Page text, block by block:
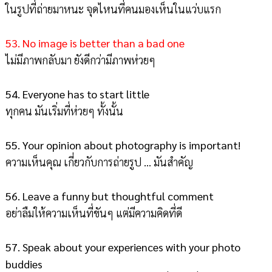
ในรูปที่ถ่ายมาหนะ จุดไหนที่คนมองเห็นในแว่บแรก
53. No image is better than a bad one
ไม่มีภาพกลับมา ยังดีกว่ามีภาพห่วยๆ
54. Everyone has to start little
ทุกคน มันเริ่มที่ห่วยๆ ทั้งนั้น
55. Your opinion about photography is important!
ความเห็นคุณ เกี่ยวกับการถ่ายรูป ... มันสำคัญ
56. Leave a funny but thoughtful comment
อย่าลืมให้ความเห็นที่ขันๆ แต่มีความคิดที่ดี
57. Speak about your experiences with your photo
buddies